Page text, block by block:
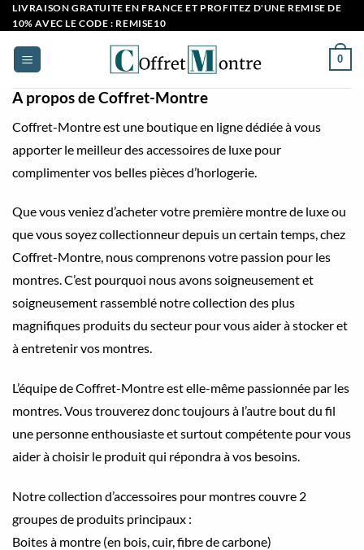
Passer
au
contenu
LIVRAISON GRATUITE EN FRANCE ET PROFITEZ D'UNE REMISE DE
10% AVEC LE CODE : REMISE10
0
A propos de Coffret-Montre
Coffret-Montre est une boutique en ligne dédiée à vous
apporter le meilleur des accessoires de luxe pour
complimenter vos belles pièces d’horlogerie.
Que vous veniez d’acheter votre première montre de luxe ou
que vous soyez collectionneur depuis un certain temps, chez
Coffret-Montre, nous comprenons votre passion pour les
montres. C’est pourquoi nous avons soigneusement et
soigneusement rassemblé notre collection des plus
magnifiques produits du secteur pour vous aider à stocker et
à entretenir vos montres.
L’équipe de Coffret-Montre est elle-même passionnée par les
montres. Vous trouverez donc toujours à l’autre bout du fil
une personne enthousiaste et surtout compétente pour vous
aider à choisir le produit qui répondra à vos besoins.
Notre collection d’accessoires pour montres couvre 2
groupes de produits principaux :
Boites à montre (en bois, cuir, fibre de carbone)